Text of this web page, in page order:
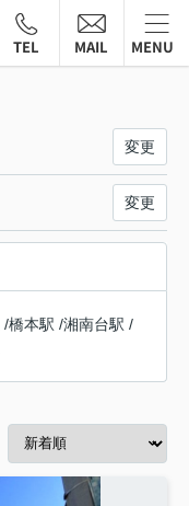
TEL MAIL MENU
変更
変更
/橋本駅 /湘南台駅 /